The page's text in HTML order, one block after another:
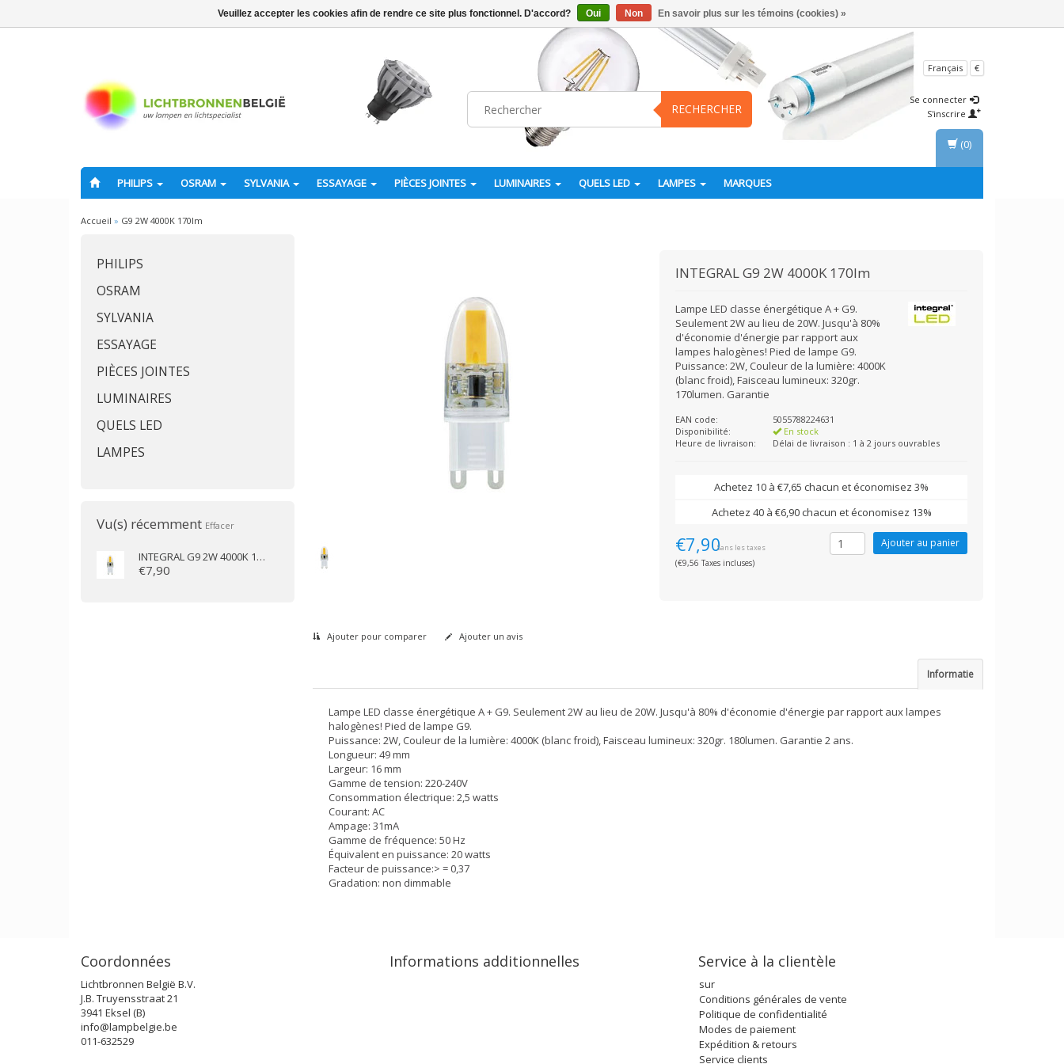
RECHERCHER
Français €
Se connecter
S'inscrire
PHILIPS OSRAM SYLVANIA ESSAYAGE PIÈCES JOINTES LUMINAIRES QUELS LED LAMPES MARQUES
(0)
Accueil » G9 2W 4000K 170lm
PHILIPS
OSRAM
SYLVANIA
ESSAYAGE
PIÈCES JOINTES
LUMINAIRES
QUELS LED
LAMPES
Vu(s) récemment Effacer
INTEGRAL G9 2W 4000K 170lm
€7,90
INTEGRALG9 2W 4000K 170lm
Lampe LED classe énergétique A + G9.
Seulement 2W au lieu de 20W. Jusqu'à 80%
d'économie d'énergie par rapport aux
lampes halogènes! Pied de lampe G9.
Puissance: 2W, Couleur de la lumière: 4000K
(blanc froid), Faisceau lumineux: 320gr.
170lumen. Garantie
EAN code:
5055788224631
Disponibilité:
En stock
Heure de livraison:
Délai de livraison : 1 à 2 jours ouvrables
Achetez 10 à €7,65 chacun et économisez 3%
Achetez 40 à €6,90 chacun et économisez 13%
€7,90Sans les taxes
(€9,56 Taxes incluses)
Ajouter pour comparer Ajouter un avis
Informatie
Lampe LED classe énergétique A + G9. Seulement 2W au lieu de 20W. Jusqu'à 80% d'économie d'énergie par rapport aux lampes
halogènes! Pied de lampe G9.
Puissance: 2W, Couleur de la lumière: 4000K (blanc froid), Faisceau lumineux: 320gr. 180lumen. Garantie 2 ans.
Longueur: 49 mm
Largeur: 16 mm
Gamme de tension: 220-240V
Consommation électrique: 2,5 watts
Courant: AC
Ampage: 31mA
Gamme de fréquence: 50 Hz
Équivalent en puissance: 20 watts
Facteur de puissance:> = 0,37
Gradation: non dimmable
Coordonnées
Lichtbronnen België B.V.
J.B. Truyensstraat 21
3941 Eksel (B)
info@lampbelgie.be
011-632529
Informations additionnelles Service à la clientèle
sur
Conditions générales de vente
Politique de confidentialité
Modes de paiement
Expédition & retours
Service clients
Veuillez accepter les cookies afin de rendre ce site plus fonctionnel. D'accord? Oui Non En savoir plus sur les témoins (cookies) »